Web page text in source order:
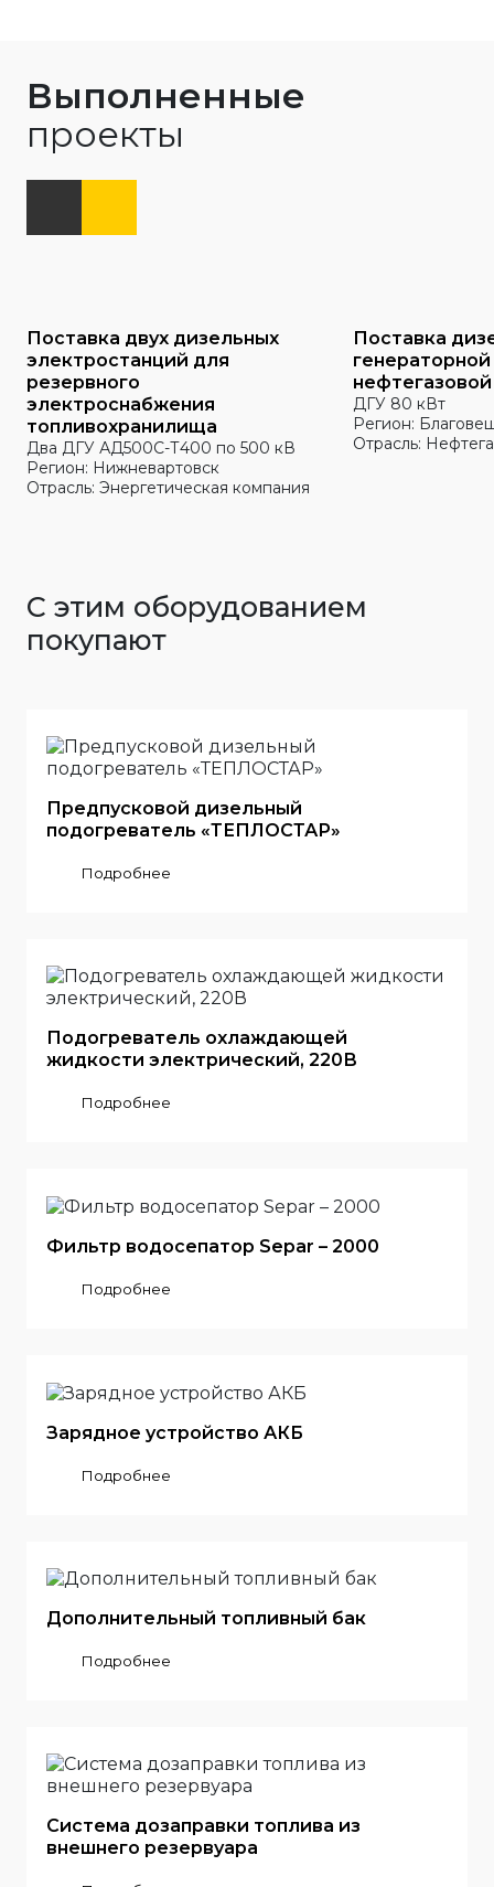
Выполненные
проекты
Поставка двух дизельных
электростанций для
резервного
электроснабжения
топливохранилища
Два ДГУ АД500С-Т400 по 500 кВ
Регион: Нижневартовск
Отрасль: Энергетическая компания
Поставка
ДГУ 80 кВт
Регион:
Отрасль:
С этим оборудованием
покупают
Предпусковой дизельный
подогреватель «ТЕПЛОСТАР»
Подробнее
Подогреватель охлаждающей
жидкости электрический, 220В
Подробнее
Фильтр водосепатор Separ – 2000
Подробнее
Зарядное устройство АКБ
Подробнее
Дополнительный топливный бак
Подробнее
Система дозаправки топлива из
внешнего резервуара